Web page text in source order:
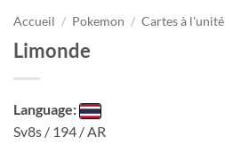
Accueil / Pokemon / Cartes à l'unité
Limonde
Language:
Sv8s / 194 / AR